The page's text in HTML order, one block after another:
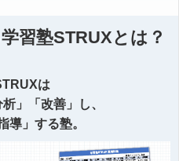
習塾STRUXとは？
は
」「改善」し、
導」する塾。